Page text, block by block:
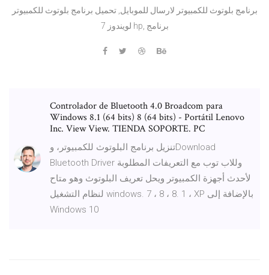
برنامج بلوتوث للكمبيوتر لارسال للموبايل, تحميل برنامج بلوتوث للكمبيوتر
لويندوز 7 hp, برنامج
Controlador de Bluetooth 4.0 Broadcom para
Windows 8.1 (64 bits) 8 (64 bits) - Portátil Lenovo
Inc. View View. TIENDA SOPORTE. PC
تنزيل برنامج البلوتوث للكمبيوتر، وDownload
Bluetooth Driver وللاب توب مع التعريفات المطلوبة
لأحدث أجهزة الكمبيوتر ويحل تعريف البلوتوث وهو متاح
لنظام التشغيل windows. 7 ، 8 ، 8. 1 ، XP بالإضافة إلى
Windows 10